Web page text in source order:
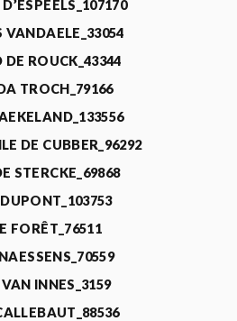
VANDAELE_33054
DE ROUCK_43344
TROCH_79166
DE CUBBER_96292
STERCKE_69868
FORÊT_76511
INNES_3159